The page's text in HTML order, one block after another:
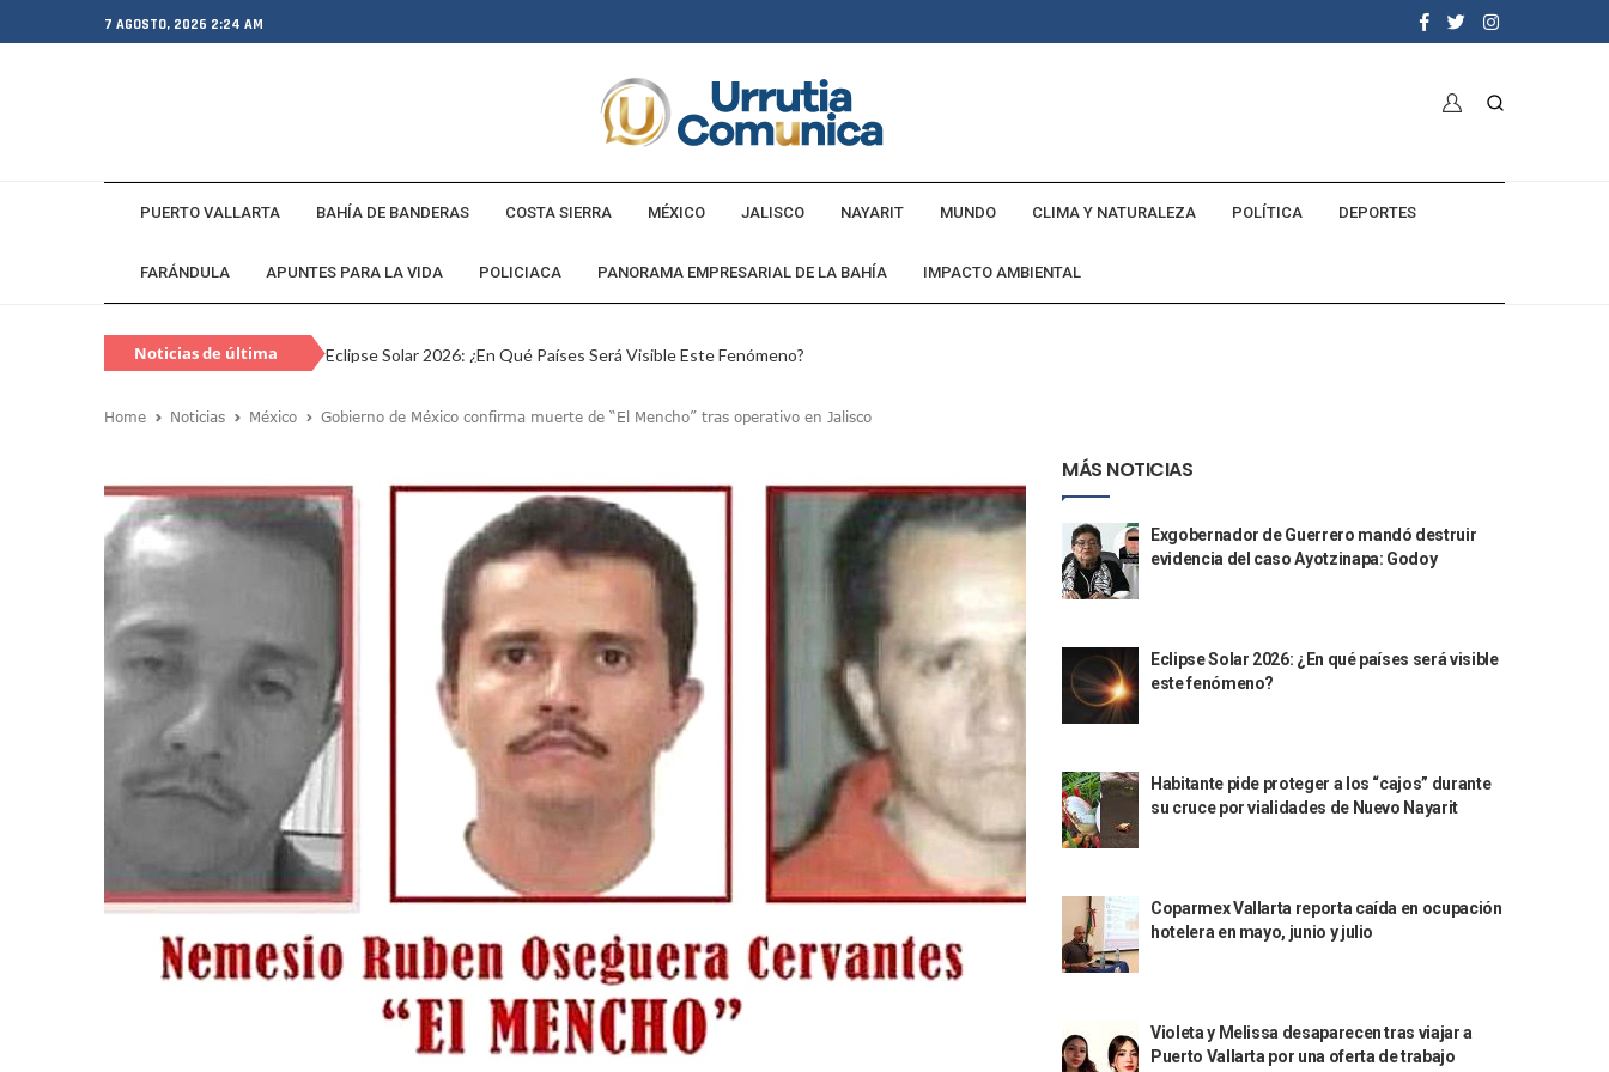
7 AGOSTO, 2026 2:24 AM
PUERTO VALLARTA BAHÍA DE BANDERAS COSTA SIERRA MÉXICO JALISCO NAYARIT MUNDO CLIMA Y NATURALEZA POLÍTICA DEPORTES
FARÁNDULA APUNTES PARA LA VIDA POLICIACA PANORAMA EMPRESARIAL DE LA BAHÍA IMPACTO AMBIENTAL
Noticias de última
Eclipse Solar 2026: ¿En Qué Países Será Visible Este Fenómeno?
Coparmex Vallarta Reporta Caída En Ocupación Hotelera En Mayo, Junio Y Julio
Juan Calderón Pide Oración Para Puerto Vallarta Ante La Virgen De Guadalupe
Jalisco Se Integra A Estrategia Nacional Para Sembrar 6.6 Millones De Árboles
Frustran Presunto Secuestro Virtual De Un Menor De 13 Años En Puerto Vallarta
Infecciones Respiratorias Encabezan Las Principales Causas De Enfermedad En Jalisco
SIOP Moderniza La Casa De La Cultura En Mascota Con Nuevo Auditorio
Van Por La Reorganización De Los Archivos Municipales En Puerto Vallarta
Estados Unidos Endurece Su Combate Al CJNG Con Nuevos Cargos Y Objetivos Prioritarios
Buscan A Wilber Armando Colmenares Márquez, Desaparecido En Puerto Vallarta
Melissa Madero Exige Aclarar Sustento Legal De Las Descargas Residuales Al Mar
Washington Enfrenta Una Emergencia Ambiental Por Incendios Históricos
Avanza Plan Para Construir Estadio De Tritones Vallarta; Será Financiado Por Privados
Nuevas Concesiones De Taxis En Puerto Vallarta, ¿para Quiénes Aplica Y Cómo Tramitarlas?
Mueren Cuatro Personas Tras Explosión De Una Pipa En Tlaquepaque (VIDEO)
Liberan 180 Crías De Iguana Verde En El Estero El Salado Por Su 26 Aniversario
Puerto Vallarta Participa En Los PriceAgencies Awards 2026 En Ciudad De México
Ofrecerán Asesoría Jurídica Gratuita En Puerto Vallarta Para Emprendedores Y Ciudadanía
Juan Solís E Iris Torres Buscan Integrar La Planilla Del PAN Vallarta Para El 2027
Home Noticias México Gobierno de México confirma muerte de “El Mencho” tras operativo en Jalisco
MÁS NOTICIAS
Exgobernador de Guerrero mandó destruir
evidencia del caso Ayotzinapa: Godoy
Eclipse Solar 2026: ¿En qué países será visible
este fenómeno?
Habitante pide proteger a los “cajos” durante
su cruce por vialidades de Nuevo Nayarit
Coparmex Vallarta reporta caída en ocupación
hotelera en mayo, junio y julio
Violeta y Melissa desaparecen tras viajar a
Puerto Vallarta por una oferta de trabajo